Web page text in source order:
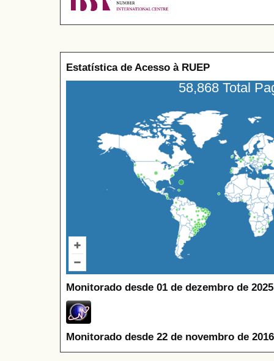
Estatística de Acesso à RUEP
58,868 Total
Monitorado desde 01 de dezembro de
Monitorado desde 22 de novembro de